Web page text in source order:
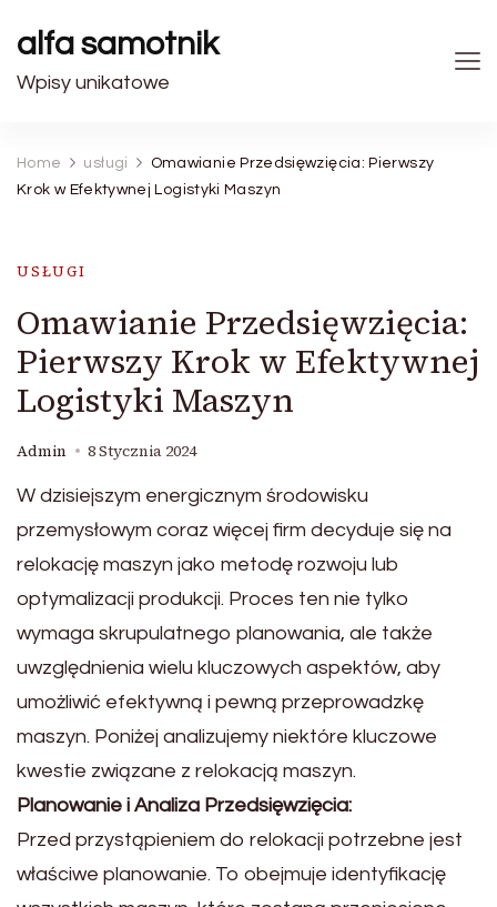
alfa samotnik
Wpisy unikatowe
Home usługi
Omawianie Przedsięwzięcia: Pierwszy
Krok w Efektywnej Logistyki Maszyn
USŁUGI
Omawianie Przedsięwzięcia:
Pierwszy Krok w Efektywnej
Logistyki Maszyn
Admin 8 Stycznia 2024
W dzisiejszym energicznym środowisku
przemysłowym coraz więcej firm decyduje się na
relokację maszyn jako metodę rozwoju lub
optymalizacji produkcji. Proces ten nie tylko
wymaga skrupulatnego planowania, ale także
uwzględnienia wielu kluczowych aspektów, aby
umożliwić efektywną i pewną przeprowadzkę
maszyn. Poniżej analizujemy niektóre kluczowe
kwestie związane z relokacją maszyn.
Planowanie i Analiza Przedsięwzięcia:
Przed przystąpieniem do relokacji potrzebne jest
właściwe planowanie. To obejmuje identyfikację